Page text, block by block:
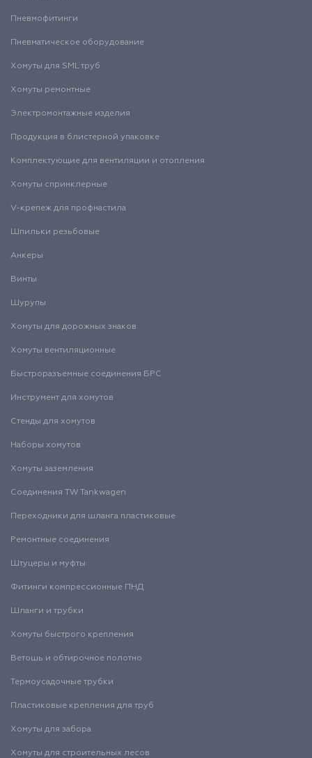
Пневмофитинги
Пневматическое оборудование
Хомуты для SML труб
Хомуты ремонтные
Электромонтажные изделия
Продукция в блистерной упаковке
Комплектующие для вентиляции и отопления
Хомуты спринклерные
V-крепеж для профнастила
Шпильки резьбовые
Анкеры
Винты
Шурупы
Хомуты для дорожных знаков
Хомуты вентиляционные
Быстроразъемные соединения БРС
Инструмент для хомутов
Стенды для хомутов
Наборы хомутов
Хомуты заземления
Соединения TW Tankwagen
Переходники для шланга пластиковые
Ремонтные соединения
Штуцеры и муфты
Фитинги компрессионные ПНД
Шланги и трубки
Хомуты быстрого крепления
Ветошь и обтирочное полотно
Термоусадочные трубки
Пластиковые крепления для труб
Хомуты для забора
Хомуты для строительных лесов